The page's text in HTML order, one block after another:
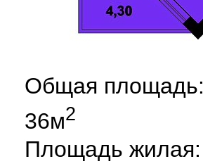
Общая площадь:
36м2
Площадь жилая: